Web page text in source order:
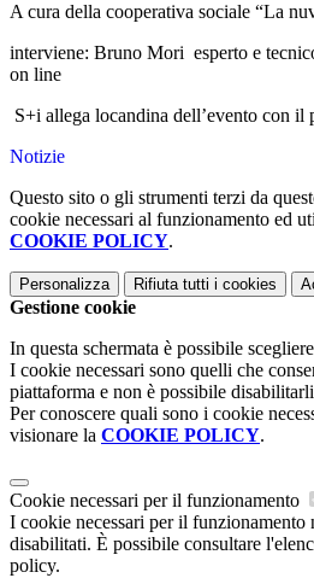
A cura della cooperativa sociale “La
interviene: Bruno Mori esperto e
on line
S+i allega locandina dell’evento con il
Notizie
Questo sito o gli strumenti terzi da
cookie necessari al funzionamento ed
COOKIE POLICY.
Personalizza Rifiuta tutti i cookies
Gestione cookie
In questa schermata è possibile
I cookie necessari sono quelli che
piattaforma e non è possibile
Per conoscere quali sono i cookie
visionare la COOKIE POLICY.
Cookie necessari per il funzionamento
I cookie necessari per il funzionamento
disabilitati. È possibile consultare
policy.